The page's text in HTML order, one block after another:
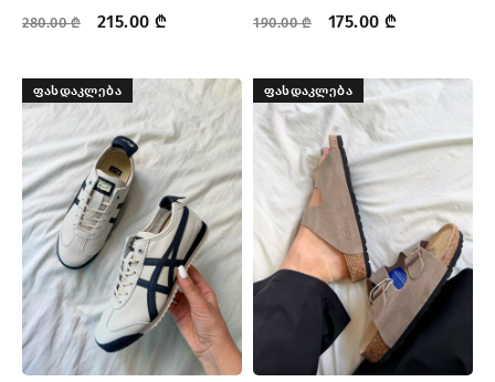
280.00₾ 215.00 ₾ 190.00₾ 175.00 ₾
ᲤᲐᲡᲓᲐᲙᲚᲔᲑᲐ ᲤᲐᲡᲓᲐᲙᲚᲔᲑᲐ